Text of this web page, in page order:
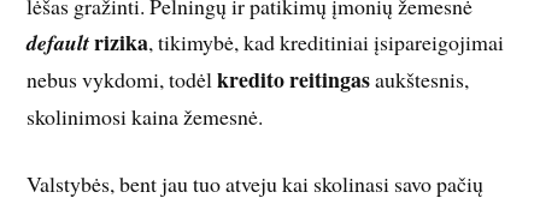
defaultrizika, tikimybė, kad kreditiniai įsipareigojimai
nebus vykdomi, todėlkredito reitingasaukštesnis,
skolinimosi kaina žemesnė.
Valstybės, bent jau tuo atveju kai skolinasi savo pačių